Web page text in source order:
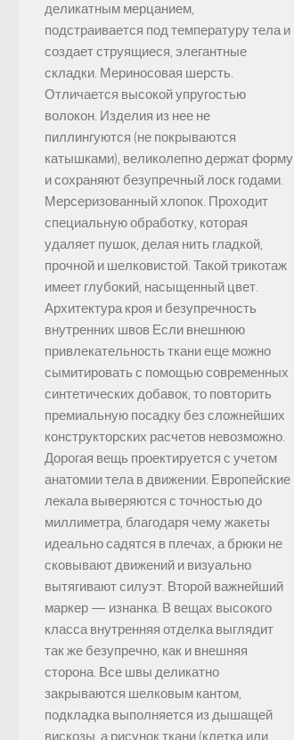
деликатным мерцанием,
подстраивается под температуру тела и
создает струящиеся, элегантные
складки. Мериносовая шерсть.
Отличается высокой упругостью
волокон. Изделия из нее не
пиллингуются (не покрываются
катышками), великолепно держат форму
и сохраняют безупречный лоск годами.
Мерсеризованный хлопок. Проходит
специальную обработку, которая
удаляет пушок, делая нить гладкой,
прочной и шелковистой. Такой трикотаж
имеет глубокий, насыщенный цвет.
Архитектура кроя и безупречность
внутренних швов Если внешнюю
привлекательность ткани еще можно
сымитировать с помощью современных
синтетических добавок, то повторить
премиальную посадку без сложнейших
конструкторских расчетов невозможно.
Дорогая вещь проектируется с учетом
анатомии тела в движении. Европейские
лекала выверяются с точностью до
миллиметра, благодаря чему жакеты
идеально садятся в плечах, а брюки не
сковывают движений и визуально
вытягивают силуэт. Второй важнейший
маркер — изнанка. В вещах высокого
класса внутренняя отделка выглядит
так же безупречно, как и внешняя
сторона. Все швы деликатно
закрываются шелковым кантом,
подкладка выполняется из дышащей
вискозы, а рисунок ткани (клетка или